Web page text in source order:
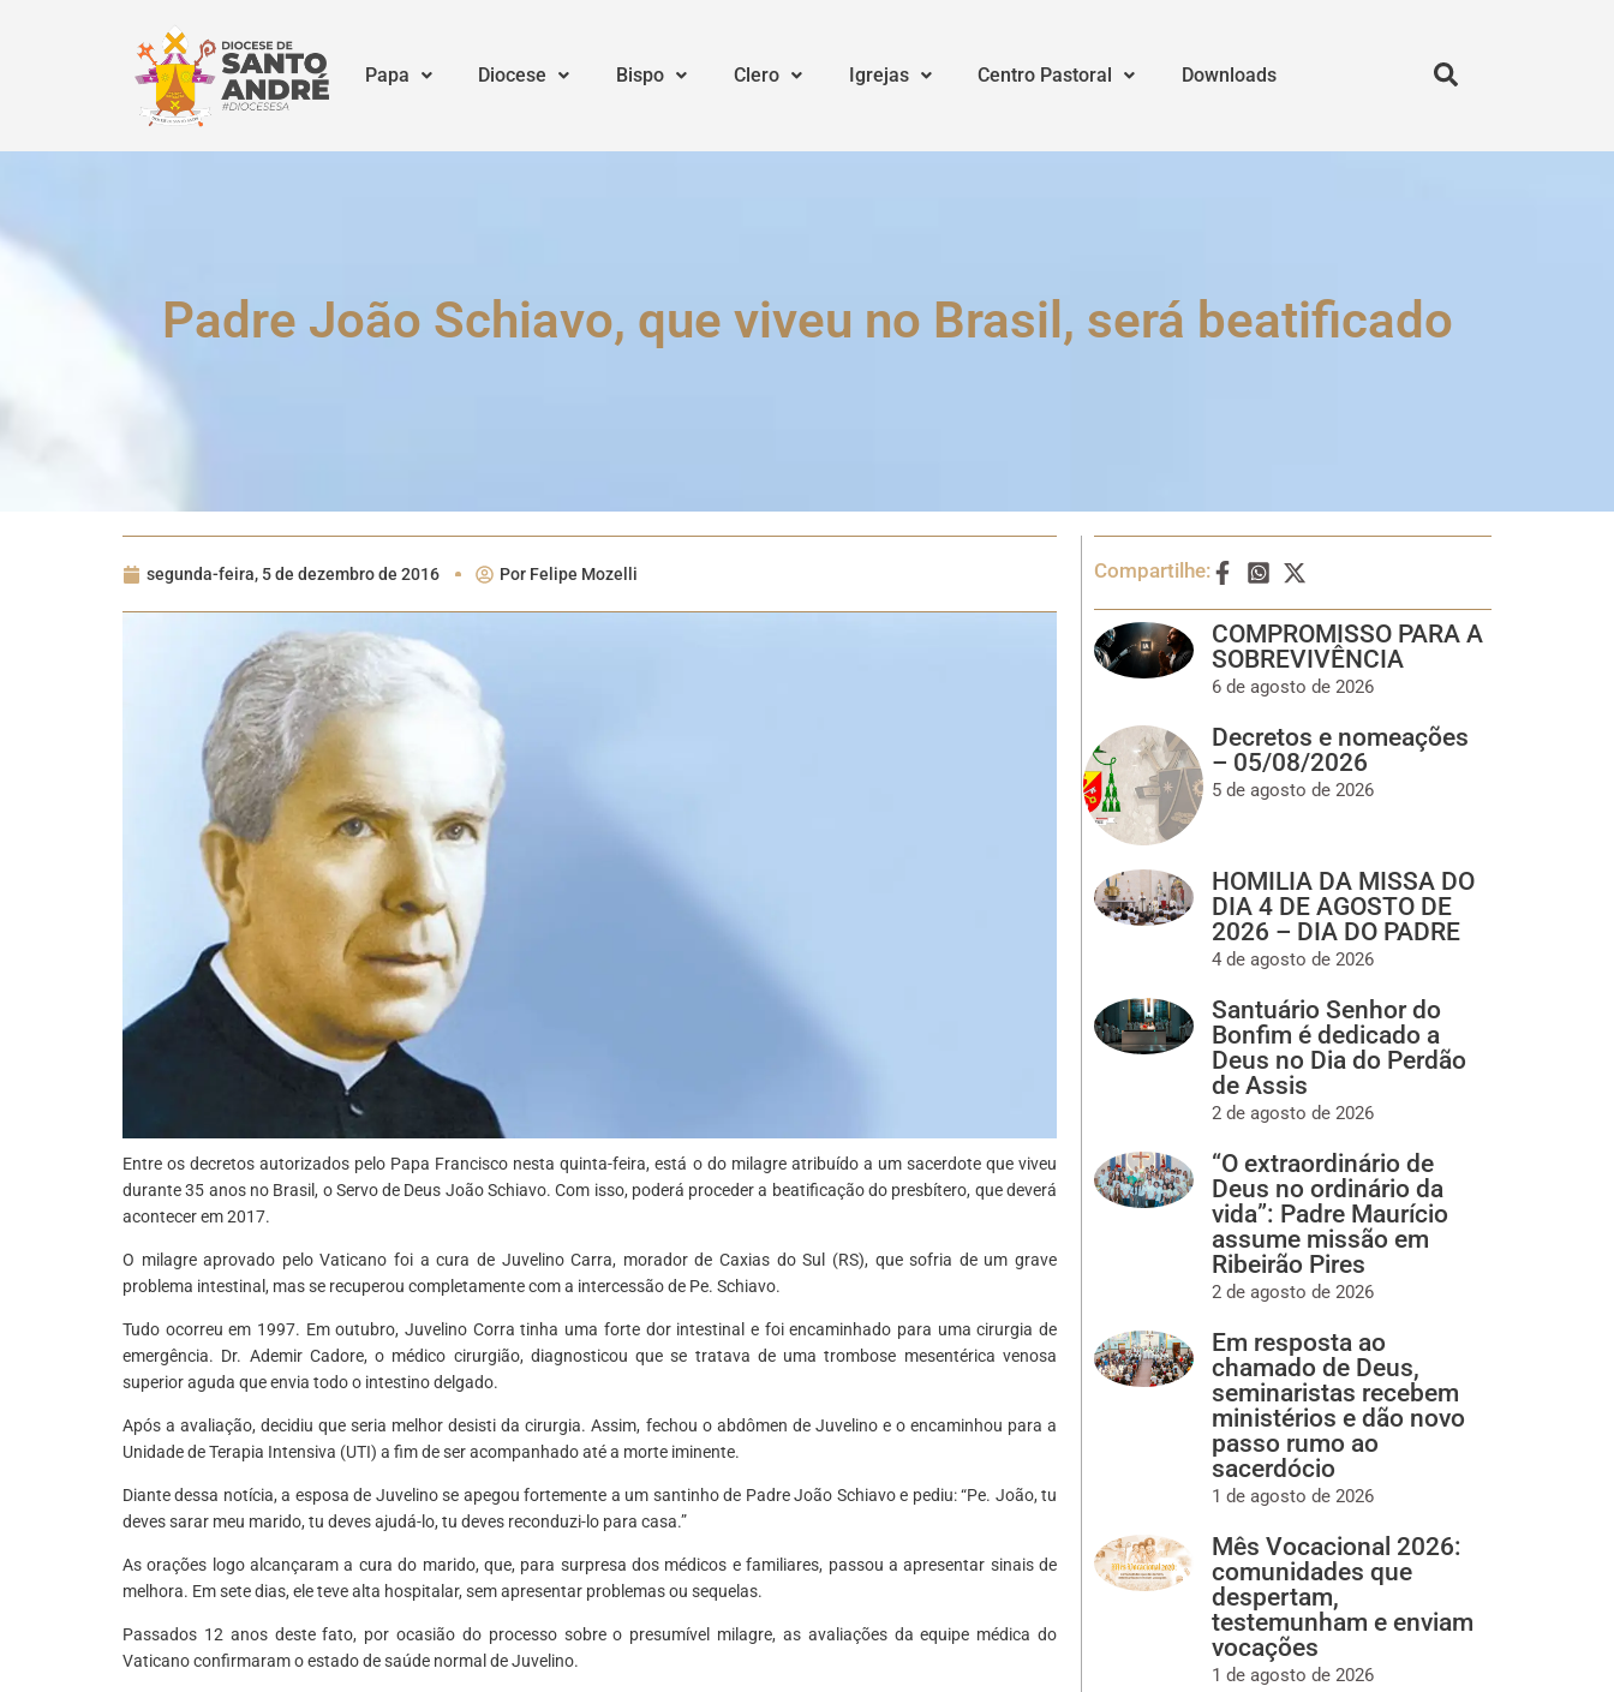
Papa Diocese Bispo Clero Igrejas Centro Pastoral Downloads
Padre João Schiavo, que viveu no Brasil, será beatificado
segunda-feira, 5 de dezembro de 2016 Por Felipe Mozelli
Entre os decretos autorizados pelo Papa Francisco nesta quinta-feira, está o do milagre atribuído a um sacerdote que viveu
durante 35 anos no Brasil, o Servo de Deus João Schiavo. Com isso, poderá proceder a beatificação do presbítero, que deverá
acontecer em 2017.
O milagre aprovado pelo Vaticano foi a cura de Juvelino Carra, morador de Caxias do Sul (RS), que sofria de um grave
problema intestinal, mas se recuperou completamente com a intercessão de Pe. Schiavo.
Tudo ocorreu em 1997. Em outubro, Juvelino Corra tinha uma forte dor intestinal e foi encaminhado para uma cirurgia de
emergência. Dr. Ademir Cadore, o médico cirurgião, diagnosticou que se tratava de uma trombose mesentérica venosa
superior aguda que envia todo o intestino delgado.
Após a avaliação, decidiu que seria melhor desisti da cirurgia. Assim, fechou o abdômen de Juvelino e o encaminhou para a
Unidade de Terapia Intensiva (UTI) a fim de ser acompanhado até a morte iminente.
Diante dessa notícia, a esposa de Juvelino se apegou fortemente a um santinho de Padre João Schiavo e pediu: “Pe. João, tu
deves sarar meu marido, tu deves ajudá-lo, tu deves reconduzi-lo para casa.”
As orações logo alcançaram a cura do marido, que, para surpresa dos médicos e familiares, passou a apresentar sinais de
melhora. Em sete dias, ele teve alta hospitalar, sem apresentar problemas ou sequelas.
Passados 12 anos deste fato, por ocasião do processo sobre o presumível milagre, as avaliações da equipe médica do
Vaticano confirmaram o estado de saúde normal de Juvelino.
Compartilhe:
COMPROMISSO PARA A
SOBREVIVÊNCIA
6 de agosto de 2026
Decretos e nomeações
– 05/08/2026
5 de agosto de 2026
HOMILIA DA MISSA DO
DIA 4 DE AGOSTO DE
2026 – DIA DO PADRE
4 de agosto de 2026
Santuário Senhor do
Bonfim é dedicado a
Deus no Dia do Perdão
de Assis
2 de agosto de 2026
“O extraordinário de
Deus no ordinário da
vida”: Padre Maurício
assume missão em
Ribeirão Pires
2 de agosto de 2026
Em resposta ao
chamado de Deus,
seminaristas recebem
ministérios e dão novo
passo rumo ao
sacerdócio
1 de agosto de 2026
Mês Vocacional 2026:
comunidades que
despertam,
testemunham e enviam
vocações
1 de agosto de 2026